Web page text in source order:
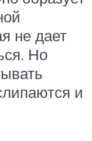
не дает
Но
и